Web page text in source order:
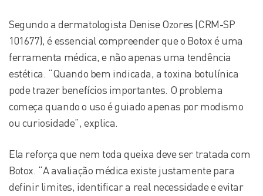
Segundo a dermatologista Denise Ozores (CRM-SP
101677), é essencial compreender que o Botox é uma
ferramenta médica, e não apenas uma tendência
estética. “Quando bem indicada, a toxina botulínica
pode trazer benefícios importantes. O problema
começa quando o uso é guiado apenas por modismo
ou curiosidade”, explica.
Ela reforça que nem toda queixa deve ser tratada com
Botox. “A avaliação médica existe justamente para
definir limites, identificar a real necessidade e evitar